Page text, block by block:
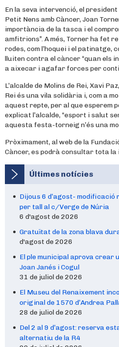
En la seva intervenció, el
Petit Nens amb Càncer, Joan
importància de la tasca i el
amfitrions”. A més, Torner ha fet
rodes, com l’hoquei i el patinatge,
lluiten contra el càncer “quan els
a aixecar i agafar forces per
L’alcalde de Molins de Rei, Xavi
Rei és una vila solidària i, com a
aquest repte, per al que esperem
explicat l’alcalde, “esport i salut
aquesta festa-torneig n’és una
Pròximament, al web de la
Càncer, es podrà consultar tota
Últimes notícies
Dijous 6 d’agost-
per tall al c/Verge de Núria
6 d'agost de 2026
Gratuïtat de la zona blava
d'agost de 2026
El ple municipal aprova crear
Joan Janés i Cogul
31 de juliol de 2026
El Museu del Renaixement
original de 1570 d’Andrea
28 de juliol de 2026
Del 2 al 9 d’agost: reserva
alternatiu de la R4